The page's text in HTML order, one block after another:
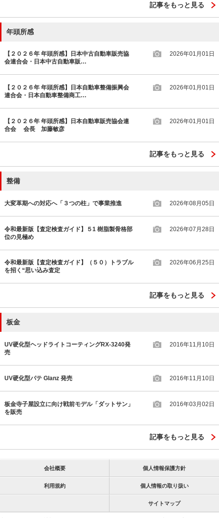
記事をもっと見る
年頭所感
【２０２６年 年頭所感】日本中古自動車販売協
会連合会・日本中古自動車販…
2026年01月01日
【２０２６年 年頭所感】日本自動車整備振興会
連合会・日本自動車整備商工…
2026年01月01日
【２０２６年 年頭所感】日本自動車販売協会連
合会 会長 加藤敏彦
2026年01月01日
記事をもっと見る
整備
大変革期への対応へ「３つの柱」で事業推進 2026年08月05日
令和最新版【査定検査ガイド】５1 樹脂製骨格部
位の見極め
2026年07月28日
令和最新版【査定検査ガイド】（５０）トラブル
を招く“思い込み査定
2026年06月25日
記事をもっと見る
板金
UV硬化型ヘッドライトコーティングRX-3240発
売
2016年11月10日
UV硬化型パテ Glanz 発売 2016年11月10日
板金寺子屋設立に向け戦前モデル「ダットサン」
を販売
2016年03月02日
記事をもっと見る
会社概要 個人情報保護方針
利用規約 個人情報の取り扱い
サイトマップ